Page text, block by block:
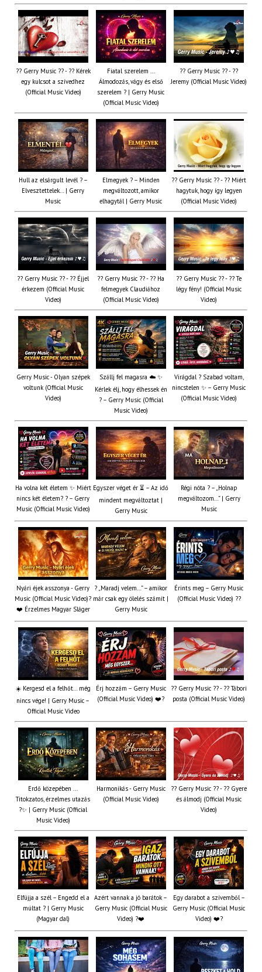
?? Gerry Music ?? - ?? Kérek
egy kulcsot a szívedhez
(Official Music Video)
Fiatal szerelem ...
Álmodozás, vágy és első
szerelem ? | Gerry Music
(Official Music Video)
?? Gerry Music ?? - ??
Jeremy (Official Music Video)
Hull az elsárgult levél ? –
Elvesztettelek… | Gerry
Music
Elmegyek ? – Minden
megváltozott, amikor
elhagytál | Gerry Music
?? Gerry Music ?? - ?? Miért
hagytuk, hogy így legyen
(Official Music Video)
?? Gerry Music ?? - ?? Éjjel
érkezem (Official Music
Video)
?? Gerry Music ?? - ?? Ha
felmegyek Claudiához
(Official Music Video)
?? Gerry Music ?? - ?? Te
légy fény! (Official Music
Video)
Gerry Music - Olyan szépek
voltunk (Official Music
Video)
Szállj fel magasra ☁️ ✨
Kérlek élj, hogy élhessek én
? – Gerry Music (Official
Music Video)
Virágdal ? Szabad voltam,
nincstelen ✨ – Gerry Music
(Official Music Video)
Ha volna két életem ✨ Miért
nincs két életem? ? – Gerry
Music (Official Music Video)
Egyszer véget ér ⏳ – Az idő
mindent megváltoztat |
Gerry Music
Régi nóta ? – „Holnap
megváltozom…” | Gerry
Music
Nyári éjek asszonya - Gerry
Music (Official Music Video)?
❤️ Érzelmes Magyar Sláger
? „Maradj velem…” – amikor
már csak egy ölelés számít |
Gerry Music
Érints meg – Gerry Music
(Official Music Video) ??
☀️ Kergesd el a felhőt… még
nincs vége! | Gerry Music –
Official Music Video
Érj hozzám – Gerry Music
(Official Music Video) ❤️?
?? Gerry Music ?? - ?? Tábori
posta (Official Music Video)
Erdő közepében ...
Titokzatos, érzelmes utazás
?✨ | Gerry Music (Official
Music Video)
Harmonikás - Gerry Music
(Official Music Video)
?? Gerry Music ?? - ?? Gyere
és álmodj (Official Music
Video)
Elfújja a szél – Engedd el a
múltat ? | Gerry Music
(Magyar dal)
Azért vannak a jó barátok –
Gerry Music (Official Music
Video) ?❤️
Egy darabot a szívemből –
Gerry Music (Official Music
Video) ❤️?